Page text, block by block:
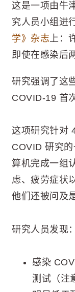
这是一项由牛
究人员小组进
学》杂志上：
即使在感染后
研究强调了这
COVID-19 首
这项研究针对
COVID 研究
算机完成一组
虑、疲劳症状
他们还被问及
研究人员发现：
感染
测试（注